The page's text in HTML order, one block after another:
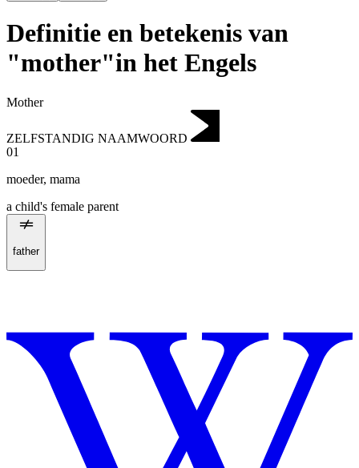
Definitie en betekenis van
"mother"in het Engels
Mother
ZELFSTANDIG NAAMWOORD
01
moeder, mama
a child's female parent
father